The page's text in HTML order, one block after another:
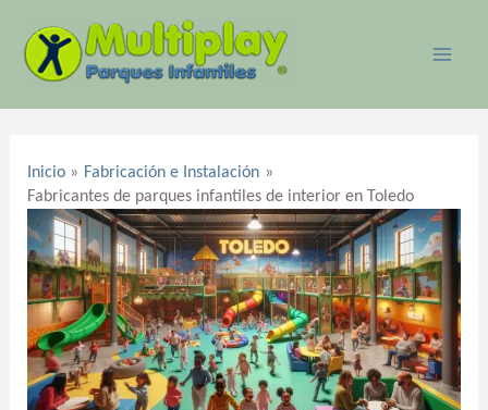
contenido
Inicio
Fabricación e Instalación
Fabricantes de parques infantiles de interior en Toledo
entradas